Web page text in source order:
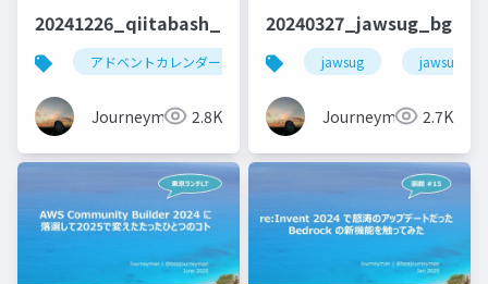
20241226_qiitabash_lt_beajouneyman
アドベントカレンダー アウトプット qiita
Journeyman 2.8K
jawsug
Journeyman 2.7K